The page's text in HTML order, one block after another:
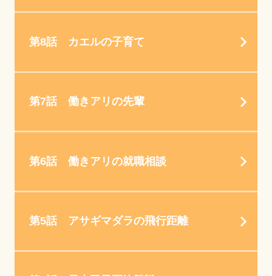
第8話 カエルの子育て
第7話 働きアリの先輩
第6話 働きアリの就職相談
第5話 アサギマダラの飛行距離